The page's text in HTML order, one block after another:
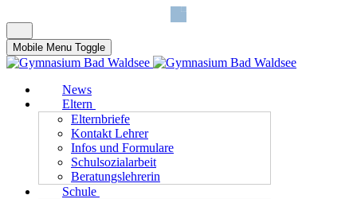
Mobile Menu Toggle
News
Eltern
Elternbriefe
Kontakt Lehrer
Infos und Formulare
Schulsozialarbeit
Beratungslehrerin
Schule